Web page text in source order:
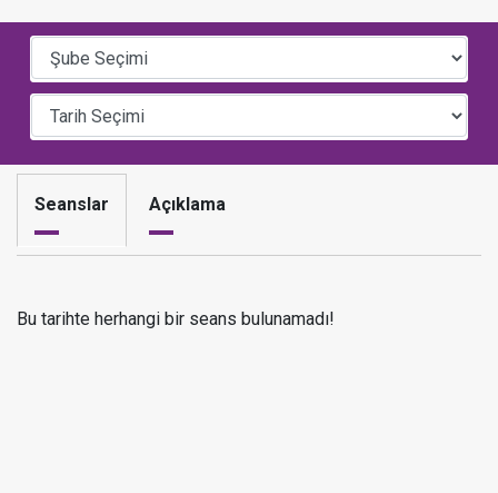
Seanslar Açıklama
Bu tarihte herhangi bir seans bulunamadı!